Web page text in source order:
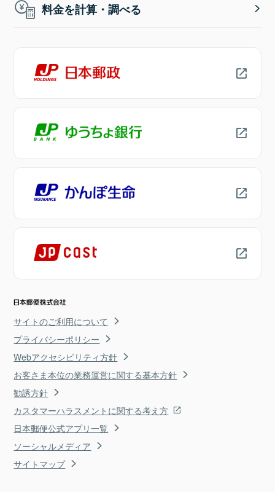
料金を計算・調べる
サイトのご利用について
プライバシーポリシー
Webアクセシビリティ方針
お客さま本位の業務運営に関する基本方針
勧誘方針
カスタマーハラスメントに関する考え方
日本郵便公式アプリ一覧
ソーシャルメディア
サイトマップ